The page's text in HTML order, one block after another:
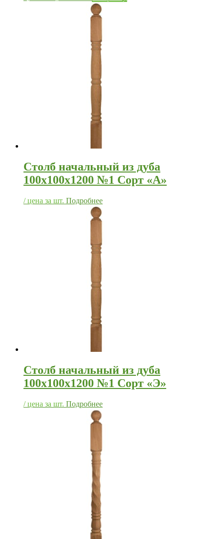
Столб начальный из дуба
100х100х1200 №1 Сорт «А»
/ цена за шт. Подробнее
Столб начальный из дуба
100х100х1200 №1 Сорт «Э»
/ цена за шт. Подробнее